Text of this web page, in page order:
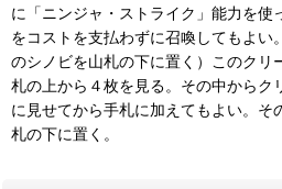
に「ニンジャ・ストライク」能力を使
をコストを支払わずに召喚してもよい
のシノビを山札の下に置く）このクリ
札の上から４枚を見る。その中からク
に見せてから手札に加えてもよい。そ
札の下に置く。